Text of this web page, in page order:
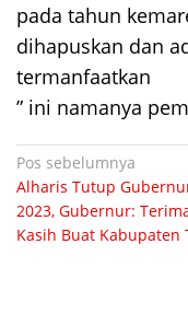
pada tahun
dihapuskan dan
termanfaatkan
” ini namanya
Navigasi
pos
Pos sebelumnya
Alharis Tutup
2023, Gubernur:
Kasih Buat Kabupaten